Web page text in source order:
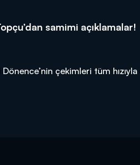
samimi açıklamalar!
çekimleri tüm